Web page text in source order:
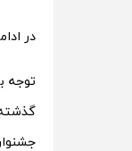
در
توجه